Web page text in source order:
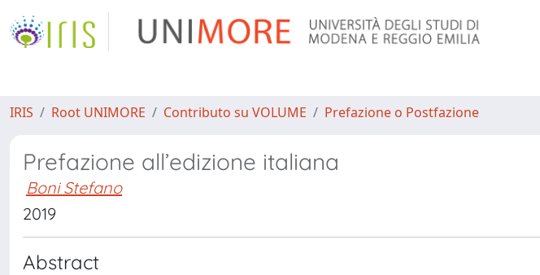
IRIS Root UNIMORE Contributo su VOLUME Prefazione o Postfazione
Prefazione all’edizione italiana
Boni Stefano
2019
Abstract